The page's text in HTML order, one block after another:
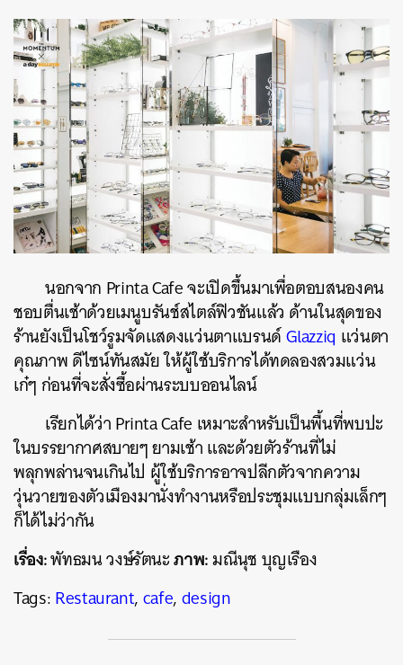
นอกจาก Printa Cafe จะเปิดขึ้นมาเพื่อตอบสนองคน
ชอบตื่นเช้าด้วยเมนูบรันช์สไตล์ฟิวชันแล้ว ด้านในสุดของ
ร้านยังเป็นโชว์รูมจัดแสดงแว่นตาแบรนด์Glazziq แว่นตา
คุณภาพ ดีไซน์ทันสมัย ให้ผู้ใช้บริการได้ทดลองสวมแว่น
เก๋ๆ ก่อนที่จะสั่งซื้อผ่านระบบออนไลน์
เรียกได้ว่า Printa Cafe เหมาะสำหรับเป็นพื้นที่พบปะ
ในบรรยากาศสบายๆ ยามเช้า และด้วยตัวร้านที่ไม่
พลุกพล่านจนเกินไป ผู้ใช้บริการอาจปลีกตัวจากความ
วุ่นวายของตัวเมืองมานั่งทำงานหรือประชุมแบบกลุ่มเล็กๆ
ก็ได้ไม่ว่ากัน
เรื่อง:พัทธมน วงษ์รัตนะภาพ:มณีนุช บุญเรือง
Tags:Restaurant,cafe,design